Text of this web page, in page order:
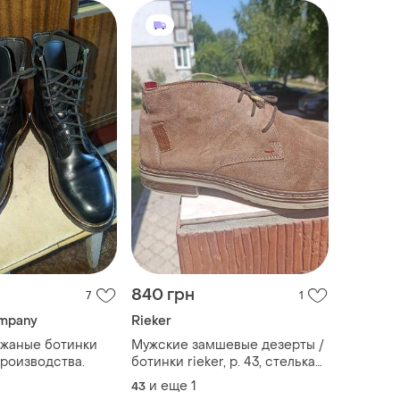
7
ботинки
840 грн 1
Rieker
Мужские замшевые дезерты /
ботинки rieker, р. 43, стелька
28,5 см
43 и еще 1